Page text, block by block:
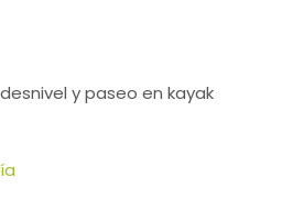
y paseo en kayak